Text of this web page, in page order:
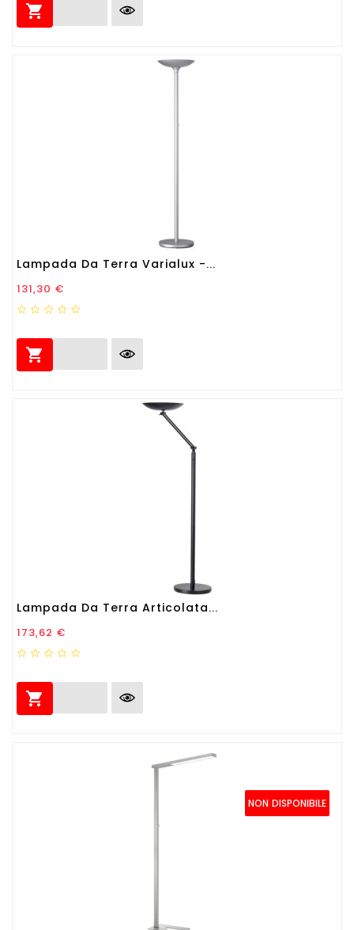

Lampada Da Terra Varialux -...
Prezzo
131,30 €

Lampada Da Terra Articolata...
Prezzo
173,62 €

NON DISPONIBILE